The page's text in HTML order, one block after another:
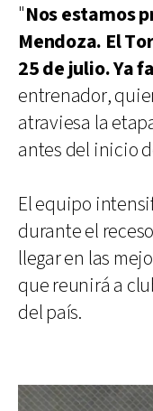
"Nos estamos
Mendoza. El
25 de julio. Ya
entrenador,
atraviesa la
antes del inicio
El equipo
durante el
llegar en las
que reunirá a
del país.